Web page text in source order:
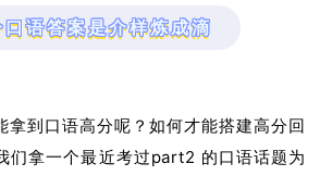
口语答案是介样炼成滴
拿到口语高分呢？如何才能搭建高分回
们拿一个最近考过part2 的口语话题为